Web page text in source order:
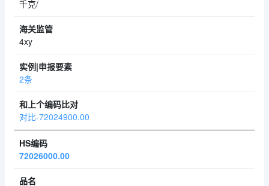
千克/
4xy
2条
对比-72024900.00
72026000.00